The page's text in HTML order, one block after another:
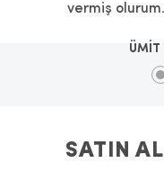
vermiş
ÜMİT
SATIN